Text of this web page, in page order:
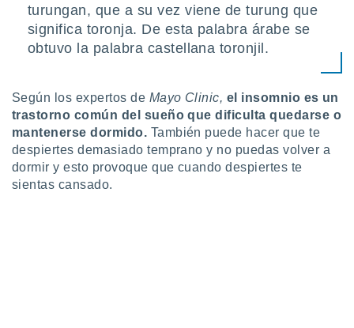
publicidad
publicidad
1199
turungan, que a su vez viene de turung que
significa toronja. De esta palabra árabe se
obtuvo la palabra castellana toronjil.
Según los expertos de Mayo Clinic, el insomnio es un
trastorno común del sueño que dificulta quedarse o
mantenerse dormido. También puede hacer que te
despiertes demasiado temprano y no puedas volver a
dormir y esto provoque que cuando despiertes te
sientas cansado.